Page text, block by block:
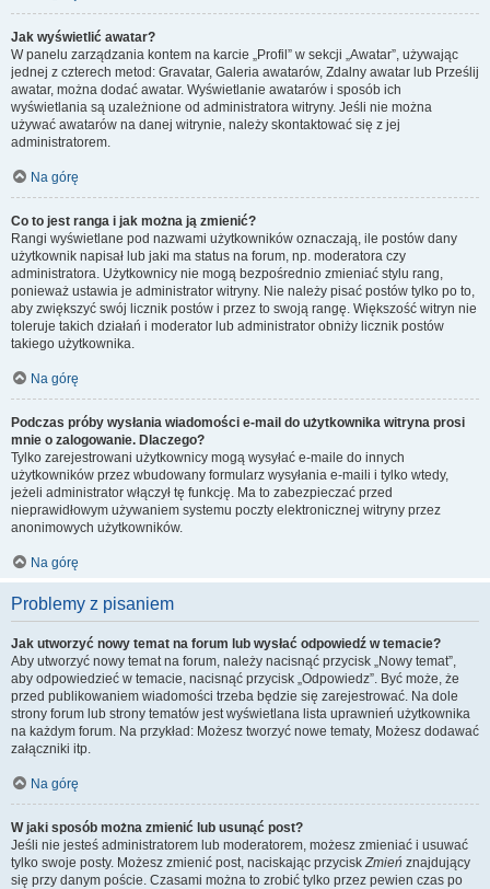
Jak wyświetlić awatar?
W panelu zarządzania kontem na karcie „Profil” w sekcji „Awatar”, używając
jednej z czterech metod: Gravatar, Galeria awatarów, Zdalny awatar lub Prześlij
awatar, można dodać awatar. Wyświetlanie awatarów i sposób ich
wyświetlania są uzależnione od administratora witryny. Jeśli nie można
używać awatarów na danej witrynie, należy skontaktować się z jej
administratorem.
Na górę
Co to jest ranga i jak można ją zmienić?
Rangi wyświetlane pod nazwami użytkowników oznaczają, ile postów dany
użytkownik napisał lub jaki ma status na forum, np. moderatora czy
administratora. Użytkownicy nie mogą bezpośrednio zmieniać stylu rang,
ponieważ ustawia je administrator witryny. Nie należy pisać postów tylko po to,
aby zwiększyć swój licznik postów i przez to swoją rangę. Większość witryn nie
toleruje takich działań i moderator lub administrator obniży licznik postów
takiego użytkownika.
Na górę
Podczas próby wysłania wiadomości e-mail do użytkownika witryna prosi
mnie o zalogowanie. Dlaczego?
Tylko zarejestrowani użytkownicy mogą wysyłać e-maile do innych
użytkowników przez wbudowany formularz wysyłania e-maili i tylko wtedy,
jeżeli administrator włączył tę funkcję. Ma to zabezpieczać przed
nieprawidłowym używaniem systemu poczty elektronicznej witryny przez
anonimowych użytkowników.
Na górę
Problemy z pisaniem
Jak utworzyć nowy temat na forum lub wysłać odpowiedź w temacie?
Aby utworzyć nowy temat na forum, należy nacisnąć przycisk „Nowy temat”,
aby odpowiedzieć w temacie, nacisnąć przycisk „Odpowiedz”. Być może, że
przed publikowaniem wiadomości trzeba będzie się zarejestrować. Na dole
strony forum lub strony tematów jest wyświetlana lista uprawnień użytkownika
na każdym forum. Na przykład: Możesz tworzyć nowe tematy, Możesz dodawać
załączniki itp.
Na górę
W jaki sposób można zmienić lub usunąć post?
Jeśli nie jesteś administratorem lub moderatorem, możesz zmieniać i usuwać
tylko swoje posty. Możesz zmienić post, naciskając przyciskZmień znajdujący
się przy danym poście. Czasami można to zrobić tylko przez pewien czas po